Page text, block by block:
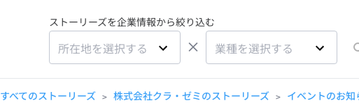
ストーリーズを企業情報から絞り込む
所在地を選択する × 業種を選択する
すべてのストーリーズ > 株式会社クラ・ゼミのストーリーズ > イベントのお